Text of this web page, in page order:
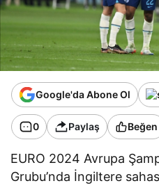
Google'da Abone Ol
0 Paylaş Beğen
EURO 2024 Avrupa
Grubu’nda İngiltere